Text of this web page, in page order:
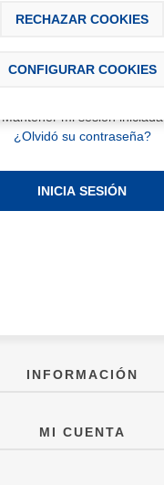
Contraseña:
Mantener mi sesión iniciada
¿Olvidó su contraseña?
INICIA SESIÓN
INFORMACIÓN
MI CUENTA
RECHAZAR COOKIES
CONFIGURAR COOKIES